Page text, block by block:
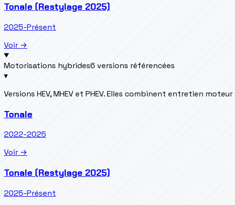
Tonale (Restylage 2025)
2025-Présent
Voir →
Motorisations hybrides6 versions référencées
▾
Versions HEV, MHEV et PHEV. Elles combinent entretien
Tonale
2022-2025
Voir →
Tonale (Restylage 2025)
2025-Présent